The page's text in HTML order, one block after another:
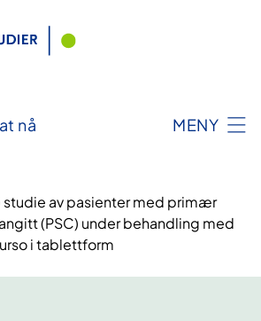
nå MENY
studie av pasienter med primær
(PSC) under behandling med
i tablettform